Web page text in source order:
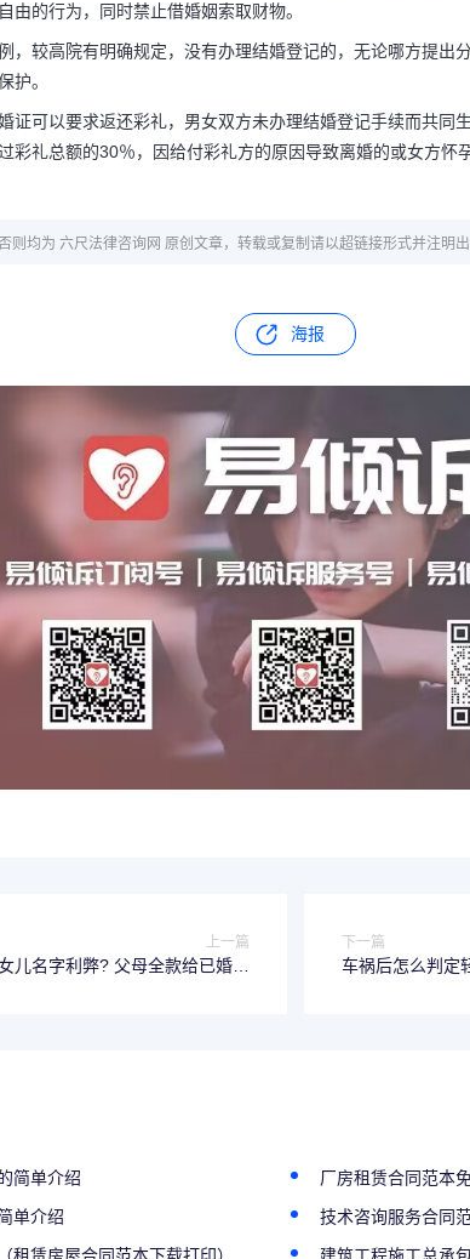
由的行为，同时禁止借婚姻索取财物。
，较高院有明确规定，没有办理结婚登记的，无论哪方提出
护。
证可以要求返还彩礼，男女双方未办理结婚登记手续而共同
彩礼总额的30％，因给付彩礼方的原因导致离婚的或女方怀
则均为 六尺法律咨询网 原创文章，转载或复制请以超链接形式并注明出
海报
上一篇
儿名字利弊? 父母全款给已婚子
下一篇
车祸后怎么判定
简单介绍
厂房租赁合同范本
单介绍
技术咨询服务合同
租赁房屋合同范本下载打印）
建筑工程施工总承